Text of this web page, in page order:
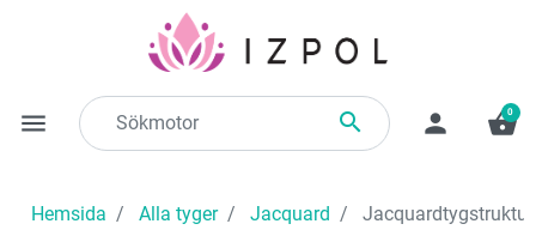
menu  person shopping_basket
0
Hemsida Alla tyger Jacquard